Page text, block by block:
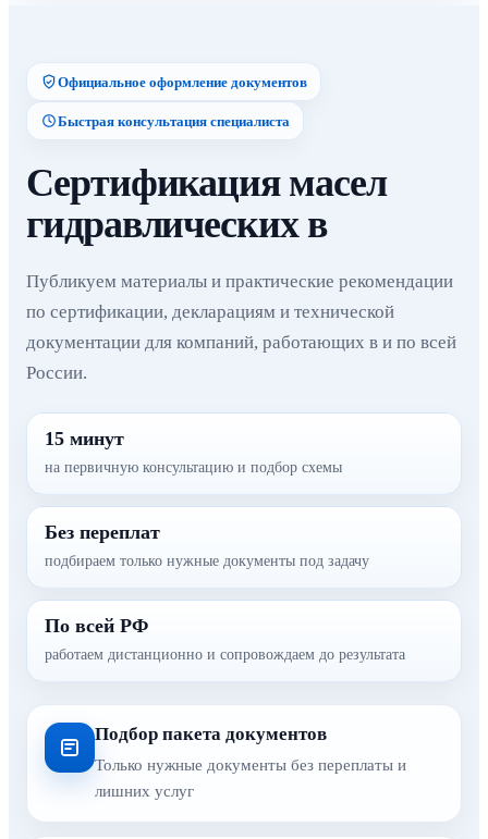
Официальное оформление документов
Быстрая консультация специалиста
Сертификация масел
гидравлических в
Публикуем материалы и практические рекомендации
по сертификации, декларациям и технической
документации для компаний, работающих в и по всей
России.
15 минут
на первичную консультацию и подбор схемы
Без переплат
подбираем только нужные документы под задачу
По всей РФ
работаем дистанционно и сопровождаем до результата
Подбор пакета документов
Только нужные документы без переплаты и
лишних услуг